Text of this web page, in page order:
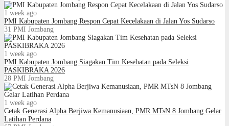
1 week ago
PMI Kabupaten Jombang Respon Cepat Kecelakaan di Jalan Yos Sudarso
31 PMI Jombang
1 week ago
PMI Kabupaten Jombang Siagakan Tim Kesehatan pada Seleksi
PASKIBRAKA 2026
28 PMI Jombang
1 week ago
Cetak Generasi Alpha Berjiwa Kemanusiaan, PMR MTsN 8 Jombang Gelar
Latihan Perdana